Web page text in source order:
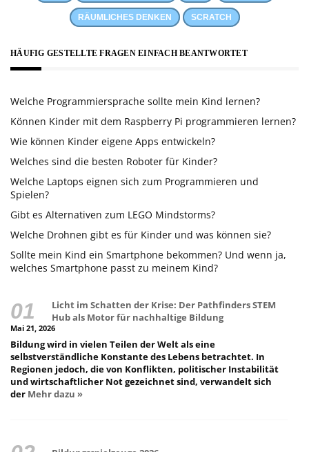
RÄUMLICHES DENKEN SCRATCH
HÄUFIG GESTELLTE FRAGEN EINFACH BEANTWORTET
Welche Programmiersprache sollte mein Kind lernen?
Können Kinder mit dem Raspberry Pi programmieren lernen?
Wie können Kinder eigene Apps entwickeln?
Welches sind die besten Roboter für Kinder?
Welche Laptops eignen sich zum Programmieren und
Spielen?
Gibt es Alternativen zum LEGO Mindstorms?
Welche Drohnen gibt es für Kinder und was können sie?
Sollte mein Kind ein Smartphone bekommen? Und wenn ja,
welches Smartphone passt zu meinem Kind?
Licht im Schatten der Krise: Der Pathfinders STEM
Hub als Motor für nachhaltige Bildung
Mai 21, 2026
Bildung wird in vielen Teilen der Welt als eine
selbstverständliche Konstante des Lebens betrachtet. In
Regionen jedoch, die von Konflikten, politischer Instabilität
und wirtschaftlicher Not gezeichnet sind, verwandelt sich
der Mehr dazu »